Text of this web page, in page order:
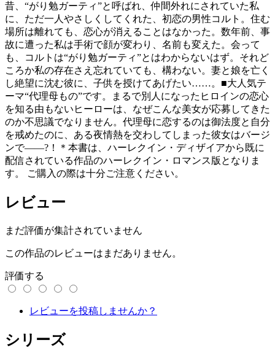
昔、“がり勉ガーティ”と呼ばれ、仲間外れにされていた私
に、ただ一人やさしくしてくれた、初恋の男性コルト。住む
場所は離れても、恋心が消えることはなかった。数年前、事
故に遭った私は手術で顔が変わり、名前も変えた。会って
も、コルトは“がり勉ガーティ”とはわからないはず。それど
ころか私の存在さえ忘れていても、構わない。妻と娘を亡く
し絶望に沈む彼に、子供を授けてあげたい……。■大人気テ
ーマ“代理母もの”です。まるで別人になったヒロインの恋心
を知る由もないヒーローは、なぜこんな美女が応募してきた
のか不思議でなりません。代理母に恋するのは御法度と自分
を戒めたのに、ある夜情熱を交わしてしまった彼女はバージ
ンで――?！＊本書は、ハーレクイン・ディザイアから既に
配信されている作品のハーレクイン・ロマンス版となりま
す。 ご購入の際は十分ご注意ください。
レビュー
まだ評価が集計されていません
この作品のレビューはまだありません。
評価する
レビューを投稿しませんか？
シリーズ